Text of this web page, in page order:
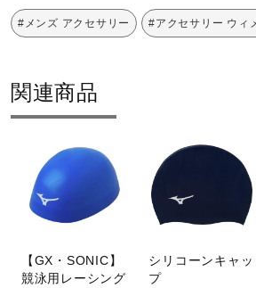
2024年春夏
#メンズ アクセサリー #アクセサリー ウィ
関連商品
【GX・SONIC】
競泳用レーシング
シリコーンキャッ
プ